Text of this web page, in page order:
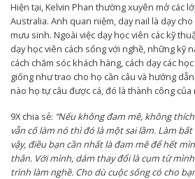
Hiện tại, Kelvin Phan thường xuyên mở các
Australia. Anh quan niệm, dạy nail là dạy
mưu sinh. Ngoài việc dạy học viên các kỹ
dạy học viên cách sống với nghề, những kỹ
cách chăm sóc khách hàng, cách dạy các
giống như trao cho họ cần câu và hướng
nào họ tự câu được cá, đó là thành công của
9X chia sẻ: “Nếu không đam mê, không
vẫn cố làm nó thì đó là một sai lầm. Làm
vậy, điều bạn cần nhất là đam mê để hết
thân. Với mình, dám thay đổi là cụm từ
trình làm nghề. Cho dù cuộc sống có cho